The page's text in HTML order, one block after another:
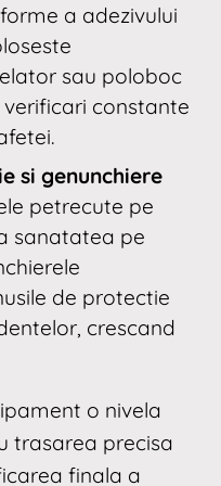
a adezivului
sau poloboc
constante
si genunchiere
petrecute pe
sanatatea pe
de protectie
crescand
o nivela
trasarea precisa
finala a